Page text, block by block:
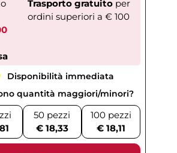
Trasporto gratuitoper
ordini superiori a € 100
Disponibilità immediata
quantità maggiori/minori?
50 pezzi
€ 18,33
100 pezzi
€ 18,11